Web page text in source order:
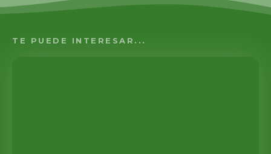
TE PUEDE INTERESAR...